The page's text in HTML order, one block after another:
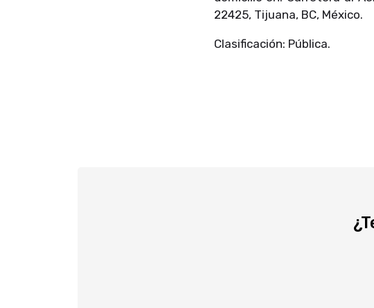
22425, Tijuana, BC, México.
Clasificación: Pública.